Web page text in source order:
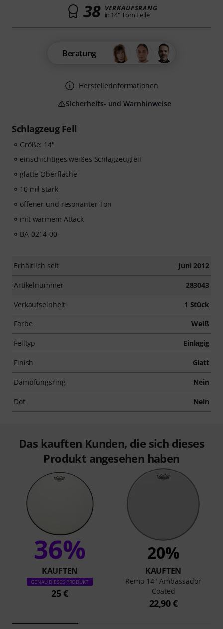
Schlagzeug Fell
Größe: 14"
einschichtiges weißes Schlagzeugfell
glatte Oberfläche
10 mil stark
offener und resonanter Ton
mit warmem Attack
BA-0214-00
Erhältlich seit Juni 2012
Artikelnummer 283043
Verkaufseinheit 1 Stück
Farbe Weiß
Felltyp Einlagig
Finish Glatt
Dämpfungsring Nein
Dot Nein
38 VERKAUFSRANG
in 14" Tom Felle
Beratung
Herstellerinformationen
Sicherheits- und Warnhinweise
Das kauften Kunden, die sich dieses
Produkt angesehen haben
36%
KAUFTEN
GENAU DIESES PRODUKT
25 €
20%
KAUFTEN
Remo 14" Ambassador
Coated
22,90 €